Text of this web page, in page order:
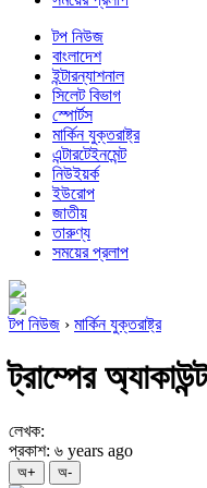
টপ নিউজ
বাংলাদেশ
ইন্টারন্যাশনাল
সিলেট বিভাগ
স্পোর্টস
মার্কিন যুক্তরাষ্ট্র
এন্টারটেইনমেন্ট
নিউইয়র্ক
ইউরোপ
জাতীয়
তারুণ্য
সময়ের প্রলাপ
টপ নিউজ › মার্কিন যুক্তরাষ্ট্র
ট্রাম্পের
লেখক:
প্রকাশ: ৬ years ago
অ+ অ-